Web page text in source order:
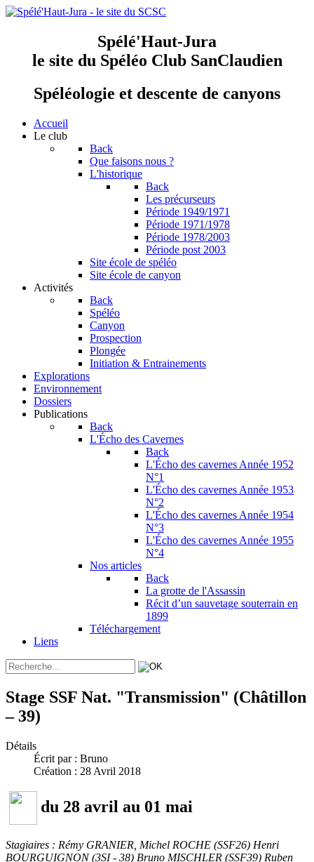
Spélé'Haut-Jura
le site du Spéléo Club SanClaudien
Spéléologie et descente de canyons
Accueil
Le club
Back
Que faisons nous ?
L'historique
Back
Les précurseurs
Période 1949/1971
Période 1971/1978
Période 1978/2003
Période post 2003
Site école de spéléo
Site école de canyon
Activités
Back
Spéléo
Canyon
Prospection
Plongée
Initiation & Entrainements
Explorations
Environnement
Dossiers
Publications
Back
L'Écho des Cavernes
Back
L'Écho des cavernes Année 1952
N°1
L'Écho des cavernes Année 1953
N°2
L'Écho des cavernes Année 1954
N°3
L'Écho des cavernes Année 1955
N°4
Nos articles
Back
La grotte de l'Assassin
Récit d’un sauvetage souterrain en
1899
Téléchargement
Liens
Stage SSF Nat. "Transmission" (Châtillon
– 39)
Détails
Écrit par : Bruno
Création : 28 Avril 2018
du 28 avril au 01 mai
Stagiaires : Rémy GRANIER, Michel ROCHE (SSF26) Henri
BOURGUIGNON (3SI - 38) Bruno MISCHLER (SSF39) Ruben